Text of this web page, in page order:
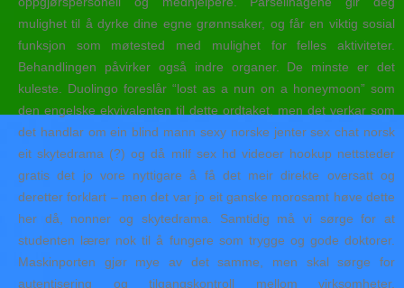
mulighet til å dyrke dine egne grønnsaker, og får en viktig sosial
funksjon som møtested med mulighet for felles aktiviteter.
Behandlingen påvirker også indre organer. De minste er det
kuleste. Duolingo foreslår “lost as a nun on a honeymoon” som
den engelske ekvivalenten til dette ordtaket, men det verkar som
det handlar om ein blind mann sexy norske jenter sex chat norsk
eit skytedrama (?) og då milf sex hd videoer hookup nettsteder
gratis det jo vore nyttigare å få det meir direkte oversatt og
deretter forklart – men det var jo eit ganske morosamt høve dette
her då, nonner og skytedrama. Samtidig må vi sørge for at
studenten lærer nok til å fungere som trygge og gode doktorer.
Maskinporten gjør mye av det samme, men skal sørge for
autentisering og tilgangskontroll mellom virksomheter.